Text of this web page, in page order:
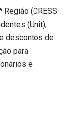
(CRESS
(Unit),
descontos de
para
e